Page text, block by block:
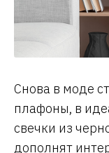
Снова в моде
плафоны, в
свечки из
дополнят